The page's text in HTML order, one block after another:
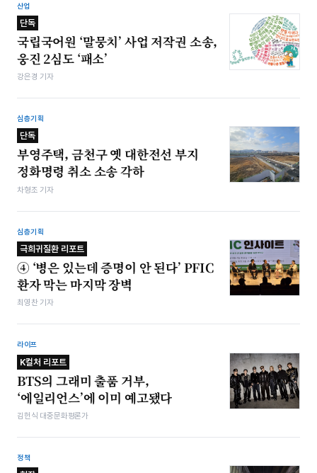
산업
단독
국립국어원 ‘말뭉치’ 사업 저작권 소송,
웅진 2심도 ‘패소’
강은경 기자
심층기획
단독
부영주택, 금천구 옛 대한전선 부지
정화명령 취소 소송 각하
차형조 기자
심층기획
극희귀질환 리포트
④ ‘병은 있는데 증명이 안 된다’ PFIC
환자 막는 마지막 장벽
최영찬 기자
라이프
K컬처 리포트
BTS의 그래미 출품 거부,
‘에일리언스’에 이미 예고됐다
김헌식 대중문화평론가
정책